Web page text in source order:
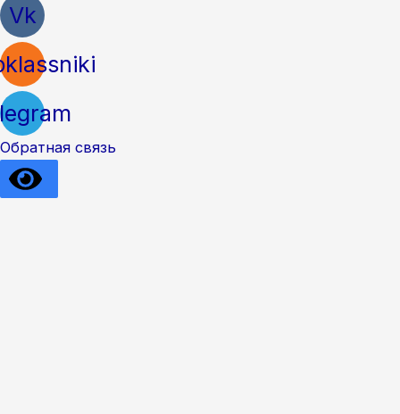
Vk
Обратная связь